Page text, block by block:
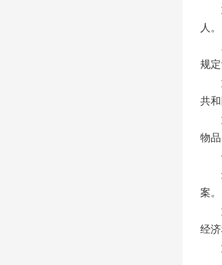
人。
规
共
物
案。
经